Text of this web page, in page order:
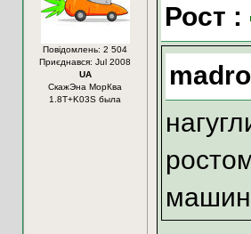
Повідомлень: 2 504
Приєднався: Jul 2008
UA
СкажЭна МорКва
1.8Т+K03S была
Рост :